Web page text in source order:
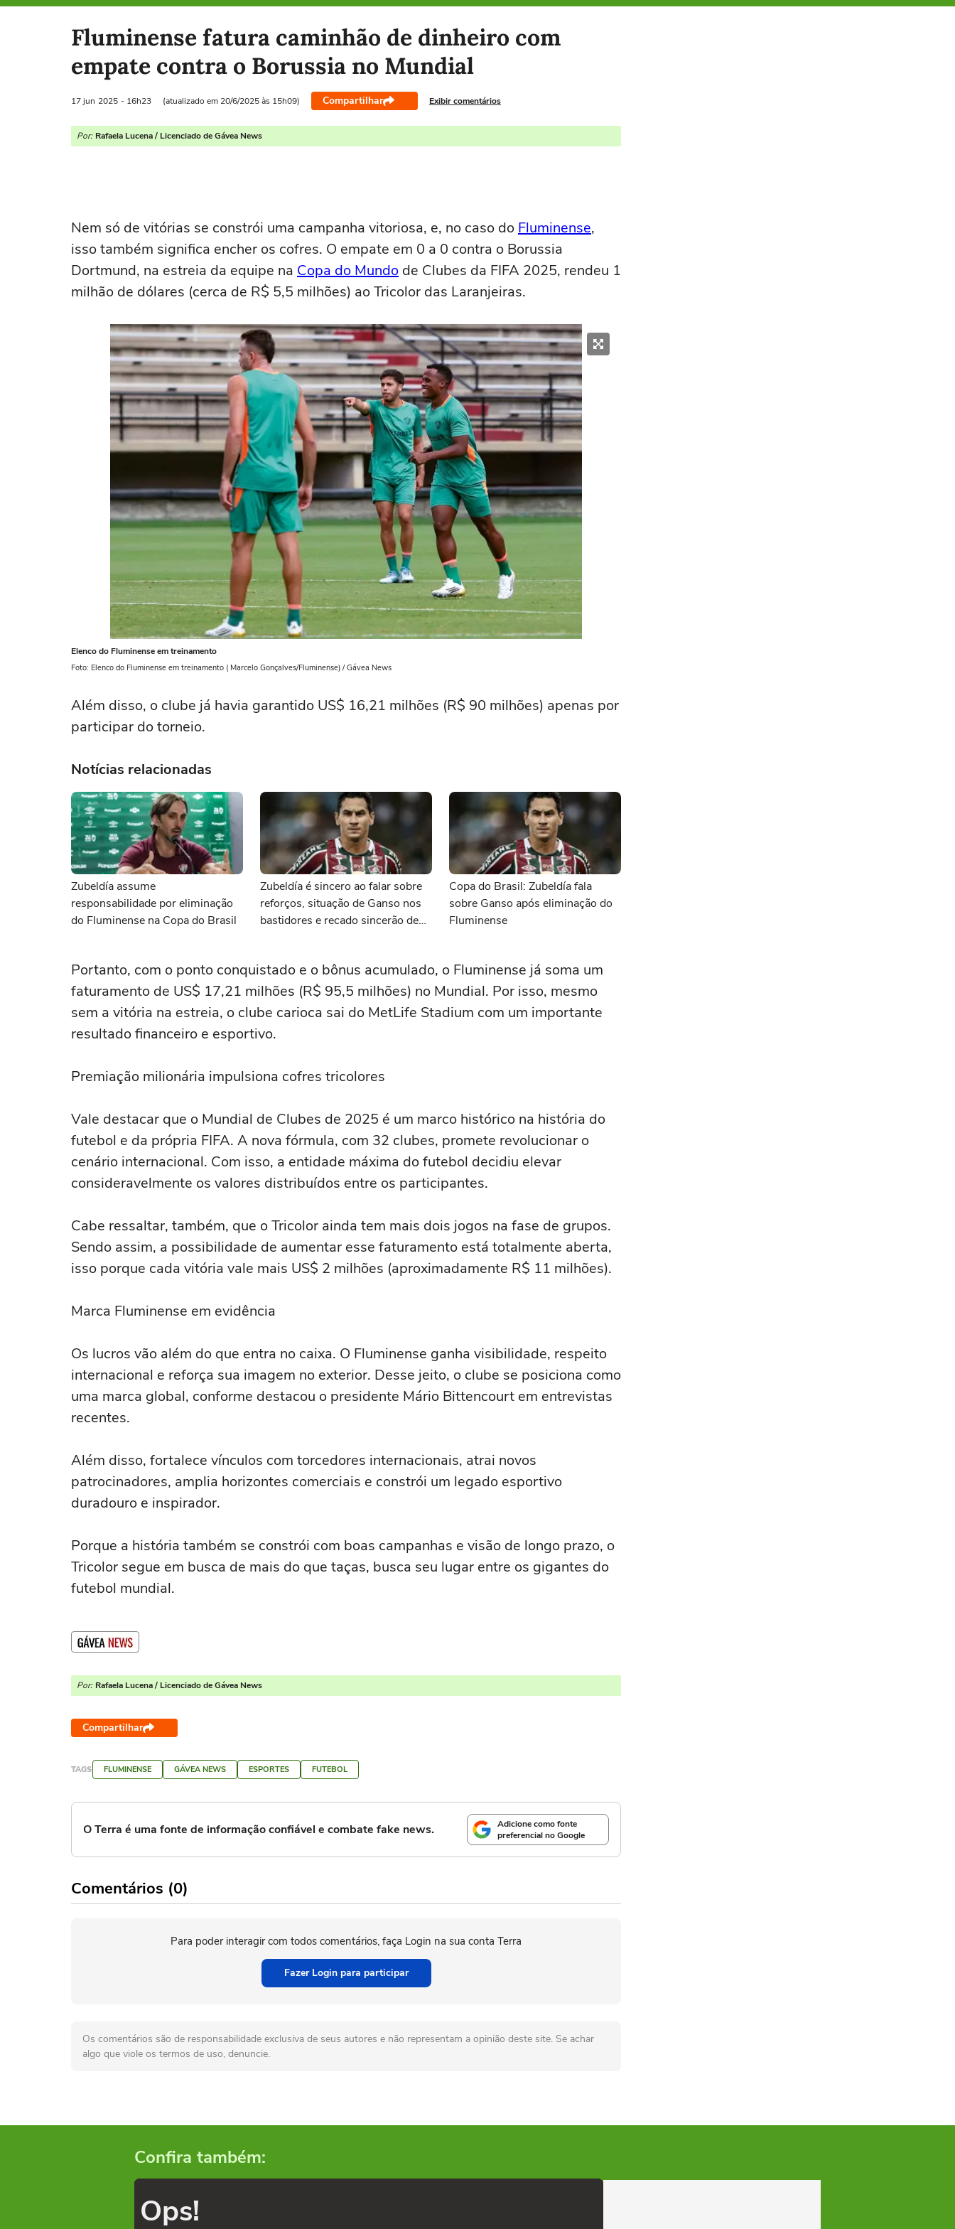
Selecione o time para ver as notícias
Fluminense fatura caminhão de dinheiro com
empate contra o Borussia no Mundial
17 jun 2025 - 16h23 (atualizado em 20/6/2025 às 15h09) Compartilhar Exibir comentários
Por: Rafaela Lucena / Licenciado de Gávea News
Nem só de vitórias se constrói uma campanha vitoriosa, e, no caso do Fluminense,
isso também significa encher os cofres. O empate em 0 a 0 contra o Borussia
Dortmund, na estreia da equipe na Copa do Mundo de Clubes da FIFA 2025, rendeu 1
milhão de dólares (cerca de R$ 5,5 milhões) ao Tricolor das Laranjeiras.
Elenco do Fluminense em treinamento
Foto: Elenco do Fluminense em treinamento ( Marcelo Gonçalves/Fluminense) / Gávea News
Além disso, o clube já havia garantido US$ 16,21 milhões (R$ 90 milhões) apenas por
participar do torneio.
Notícias relacionadas
Zubeldía assume
responsabilidade por eliminação
do Fluminense na Copa do Brasil
Zubeldía é sincero ao falar sobre
reforços, situação de Ganso nos
bastidores e recado sincerão de
Copa do Brasil: Zubeldía fala
sobre Ganso após eliminação do
Fluminense
Portanto, com o ponto conquistado e o bônus acumulado, o Fluminense já soma um
faturamento de US$ 17,21 milhões (R$ 95,5 milhões) no Mundial. Por isso, mesmo
sem a vitória na estreia, o clube carioca sai do MetLife Stadium com um importante
resultado financeiro e esportivo.
Premiação milionária impulsiona cofres tricolores
Vale destacar que o Mundial de Clubes de 2025 é um marco histórico na história do
futebol e da própria FIFA. A nova fórmula, com 32 clubes, promete revolucionar o
cenário internacional. Com isso, a entidade máxima do futebol decidiu elevar
consideravelmente os valores distribuídos entre os participantes.
Cabe ressaltar, também, que o Tricolor ainda tem mais dois jogos na fase de grupos.
Sendo assim, a possibilidade de aumentar esse faturamento está totalmente aberta,
isso porque cada vitória vale mais US$ 2 milhões (aproximadamente R$ 11 milhões).
Marca Fluminense em evidência
Os lucros vão além do que entra no caixa. O Fluminense ganha visibilidade, respeito
internacional e reforça sua imagem no exterior. Desse jeito, o clube se posiciona como
uma marca global, conforme destacou o presidente Mário Bittencourt em entrevistas
recentes.
Além disso, fortalece vínculos com torcedores internacionais, atrai novos
patrocinadores, amplia horizontes comerciais e constrói um legado esportivo
duradouro e inspirador.
Porque a história também se constrói com boas campanhas e visão de longo prazo, o
Tricolor segue em busca de mais do que taças, busca seu lugar entre os gigantes do
futebol mundial.
Por: Rafaela Lucena / Licenciado de Gávea News
Compartilhar
TAGS FLUMINENSE GÁVEA NEWS ESPORTES FUTEBOL
O Terra é uma fonte de informação confiável e combate fake news.
Adicione como fonte
preferencial no Google
Comentários (0)
Para poder interagir com todos comentários, faça Login na sua conta Terra
Fazer Login para participar
Os comentários são de responsabilidade exclusiva de seus autores e não representam a opinião deste site. Se achar
algo que viole os termos de uso, denuncie.
Confira também:
Ops!